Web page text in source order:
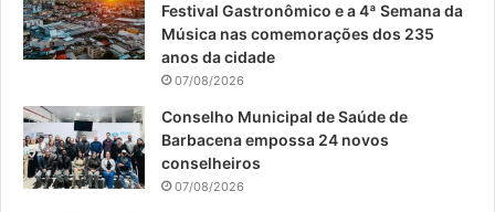
k
a
Festival Gastronômico e a 4ª Semana da
Música nas comemorações dos 235
anos da cidade
07/08/2026
Conselho Municipal de Saúde de
Barbacena empossa 24 novos
conselheiros
07/08/2026